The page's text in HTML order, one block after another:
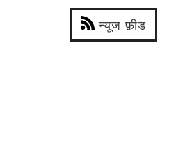
न्यूज़ फ़ीड